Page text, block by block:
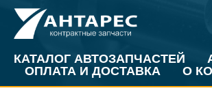
КАТАЛОГ АВТОЗАПЧАСТЕЙ
ОПЛАТА И ДОСТАВКА
О